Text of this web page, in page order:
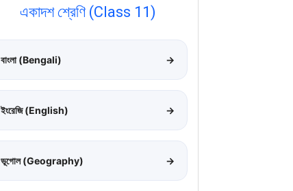
একাদশ শ্রেণি (Class 11)
বাংলা (Bengali) →
ইংরেজি (English) →
ভূগোল (Geography) →